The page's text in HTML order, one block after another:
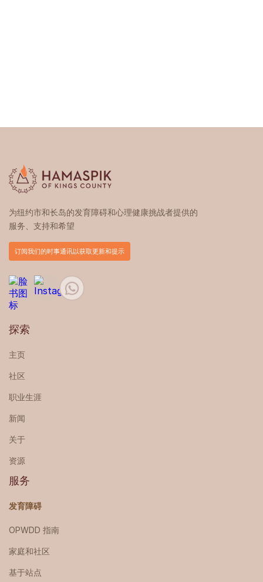
为纽约市和长岛的发育障碍和心理健康挑战者提供的
服务、支持和希望
订阅我们的时事通讯以获取更新和提示
探索
主页
社区
职业生涯
新闻
关于
资源
服务
发育障碍
OPWDD 指南
家庭和社区
基于站点